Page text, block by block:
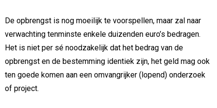
De opbrengst is nog moeilijk te voorspellen, maar zal naar
verwachting tenminste enkele duizenden euro’s bedragen.
Het is niet per sé noodzakelijk dat het bedrag van de
opbrengst en de bestemming identiek zijn, het geld mag ook
ten goede komen aan een omvangrijker (lopend) onderzoek
of project.